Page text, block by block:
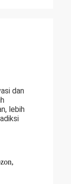
dan
lebih